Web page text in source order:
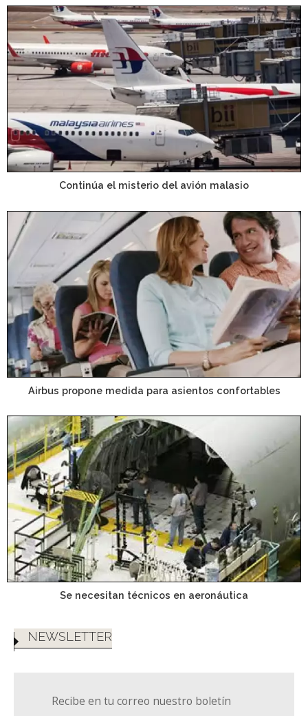
Continúa el misterio del avión malasio
Airbus propone medida para asientos confortables
Se necesitan técnicos en aeronáutica
NEWSLETTER
Recibe en tu correo nuestro boletín